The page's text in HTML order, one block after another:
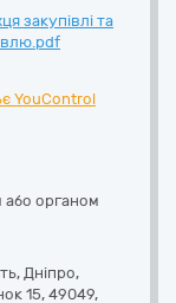
закупівлі та
YouControl
або органом
, Дніпро,
15, 49049,